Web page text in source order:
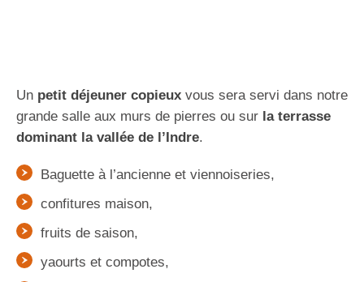
Un petit déjeuner copieux vous sera servi dans notre
grande salle aux murs de pierres ou sur la terrasse
dominant la vallée de l’Indre.
Baguette à l’ancienne et viennoiseries,
confitures maison,
fruits de saison,
yaourts et compotes,